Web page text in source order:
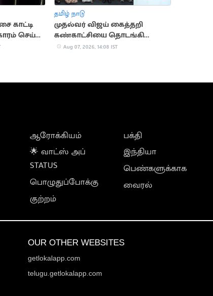
காட்டி
செய்த
தமிழ் நாடு
முதல்வர் விஜய் கைத்தறி
கண்காட்சியை தொடங்கி
வைத்தார்
Aug 07, 2026, 14:08 IST
ஆரோக்கியம்
🌟 வாட்ஸ் அப்
STATUS
பொழுதுப்போக்கு
குற்றம்
பக்தி
இந்தியா
பெண்களுக்காக
வைரல்
OUR OTHER WEBSITES
getlokalapp.com
telugu.getlokalapp.com